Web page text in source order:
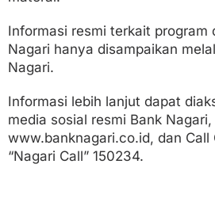
Informasi resmi terkait program
Nagari hanya disampaikan
Nagari.
Informasi lebih lanjut dapat
media sosial resmi Bank
www.banknagari.co.id, dan Call
“Nagari Call” 150234.